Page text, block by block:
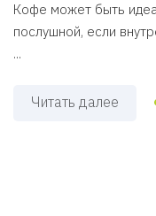
Кофе может быть
послушной, если
...
Читать далее